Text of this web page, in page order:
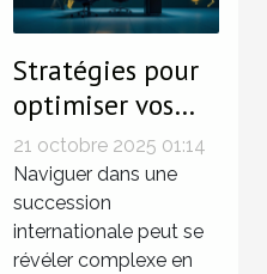
Stratégies pour
optimiser vos
droits dans une
succession
internationale
21 octobre 2025 01:14
Naviguer dans une
succession
internationale peut se
révéler complexe en